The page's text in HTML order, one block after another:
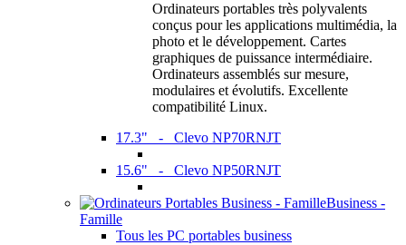
Ordinateurs portables très polyvalents
conçus pour les applications multimédia, la
photo et le développement. Cartes
graphiques de puissance intermédiaire.
Ordinateurs assemblés sur mesure,
modulaires et évolutifs. Excellente
compatibilité Linux.
17.3" - Clevo NP70RNJT
15.6" - Clevo NP50RNJT
Business -
Famille
Tous les PC portables business